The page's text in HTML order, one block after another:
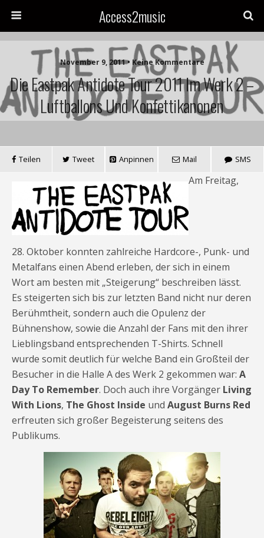
Access2music
November 9, 2011 • Keine Kommentare
Die Eastpak Antidote Tour 2011 Im Werk 2 –
Luftballons Und Konfettikanonen
Teilen Tweet Anpinnen Mail SMS
Am Freitag,
28. Oktober konnten zahlreiche Hardcore-, Punk- und
Metalfans einen Abend erleben, der sich in einem
Wort am besten mit „Steigerung“ beschreiben lässt.
Es steigerten sich bis zur letzten Band nicht nur deren
Berühmtheit, sondern auch die Opulenz der
Bühnenshow, sowie die Anzahl der Fans mit den ihrer
Lieblingsband entsprechenden T-Shirts. Schnell
wurde somit deutlich für welche Band ein Großteil der
Besucher in die Halle A des Werk 2 gekommen war: A
Day To Remember. Doch auch ihre Vorgänger Living
With Lions, The Ghost Inside und August Burns Red
erfreuten sich großer Begeisterung seitens des
Publikums.